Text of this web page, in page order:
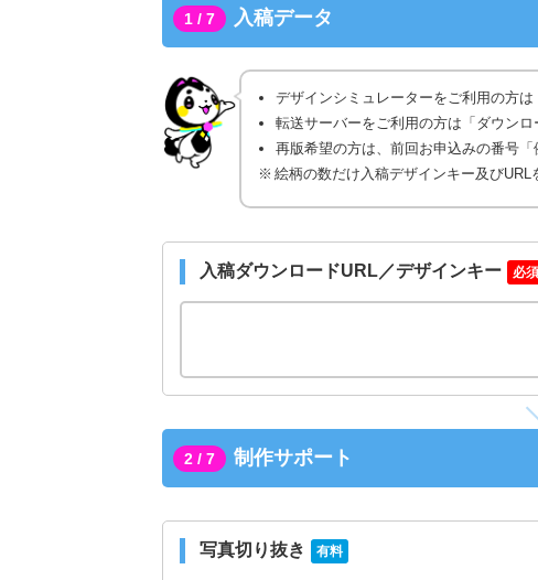
1 / 7 入稿データ
デザインシミュレーターをご利用の方
転送サーバーをご利用の方は「ダウンロ
再版希望の方は、前回お申込みの番号「
絵柄の数だけ入稿デザインキー及び
入稿ダウンロードURL／デザインキー 必須
2 / 7 制作サポート
写真切り抜き 有料